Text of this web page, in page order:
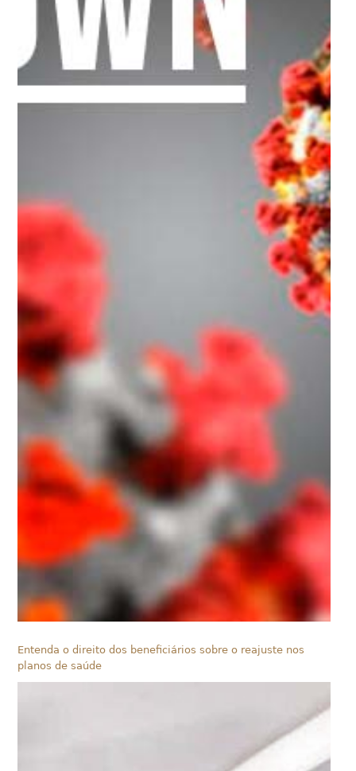
Entenda o direito dos beneficiários sobre o reajuste nos
planos de saúde